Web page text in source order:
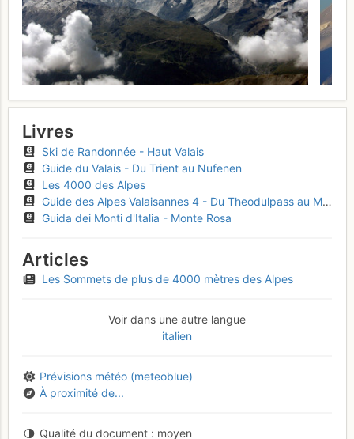
Livres
Ski de Randonnée - Haut Valais
Guide du Valais - Du Trient au Nufenen
Les 4000 des Alpes
Guide des Alpes Valaisannes 4 - Du Theodulpass au Monte Moro
Guida dei Monti d'Italia - Monte Rosa
Articles
Les Sommets de plus de 4000 mètres des Alpes
Voir dans une autre langue
italien
Prévisions météo (meteoblue)
À proximité de...
Qualité du document moyen